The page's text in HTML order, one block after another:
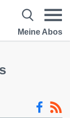
Meine Abos